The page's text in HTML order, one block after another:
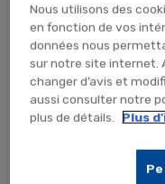
Effet
Nous utilisons des
en fonction de vos
données nous
sur notre site internet.
changer d’avis et
aussi consulter notre
plus de détails.
Plus